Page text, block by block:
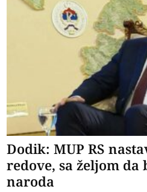
Dodik: MUP RS
redove, sa željom da
naroda